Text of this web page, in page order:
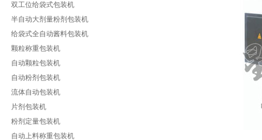
双工位给袋式包装机
半自动大剂量粉剂包装机
给袋式全自动酱料包装机
颗粒称重包装机
自动颗粒包装机
自动粉剂包装机
流体自动包装机
片剂包装机
粉剂定量包装机
自动上料称重包装机